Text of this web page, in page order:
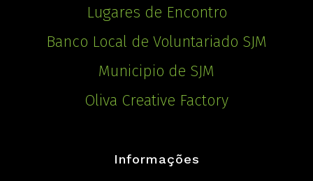
Lugares de Encontro
Banco Local de Voluntariado SJM
Municipio de SJM
Oliva Creative Factory
Informações